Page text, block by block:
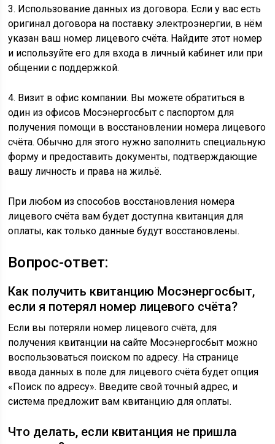
3. Использование данных из договора. Если у вас есть
оригинал договора на поставку электроэнергии, в нём
указан ваш номер лицевого счёта. Найдите этот номер
и используйте его для входа в личный кабинет или при
общении с поддержкой.
4. Визит в офис компании. Вы можете обратиться в
один из офисов Мосэнергосбыт с паспортом для
получения помощи в восстановлении номера лицевого
счёта. Обычно для этого нужно заполнить специальную
форму и предоставить документы, подтверждающие
вашу личность и права на жильё.
При любом из способов восстановления номера
лицевого счёта вам будет доступна квитанция для
оплаты, как только данные будут восстановлены.
Вопрос-ответ:
Как получить квитанцию Мосэнергосбыт,
если я потерял номер лицевого счёта?
Если вы потеряли номер лицевого счёта, для
получения квитанции на сайте Мосэнергосбыт можно
воспользоваться поиском по адресу. На странице
ввода данных в поле для лицевого счёта будет опция
«Поиск по адресу». Введите свой точный адрес, и
система предложит вам квитанцию для оплаты.
Что делать, если квитанция не пришла